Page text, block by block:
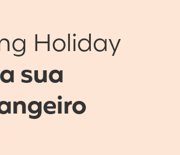
Holiday
sua